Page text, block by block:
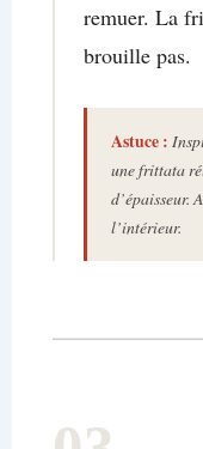
remuer. La
brouille pas.
Astuce :
une frittata
d’épaisseur.
l’intérieur.